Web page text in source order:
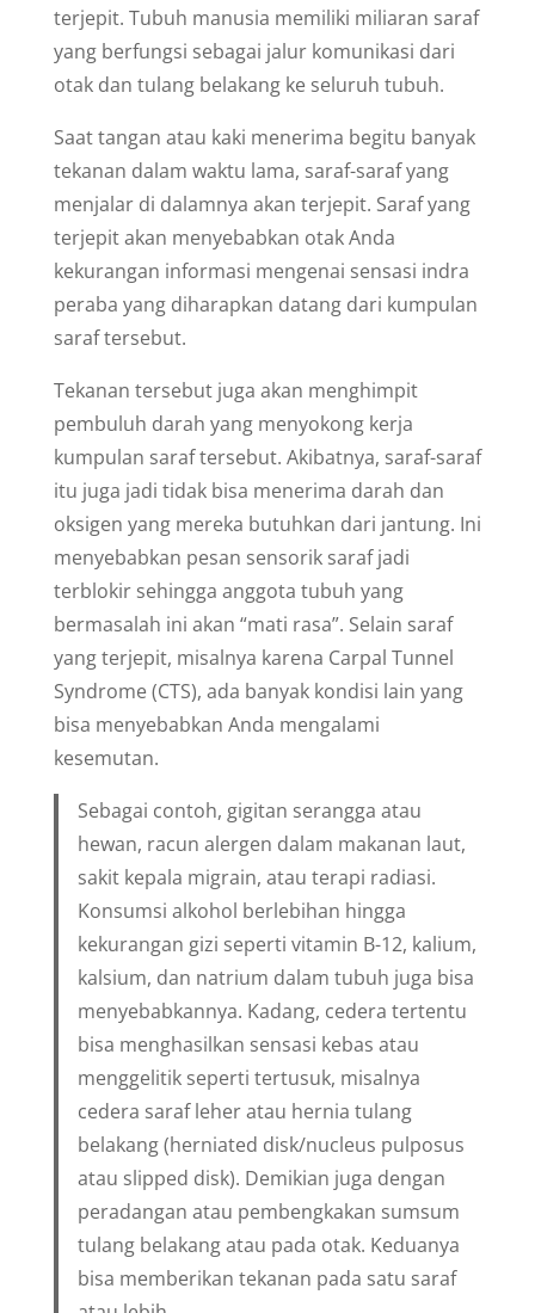
terjepit. Tubuh manusia memiliki miliaran saraf
yang berfungsi sebagai jalur komunikasi dari
otak dan tulang belakang ke seluruh tubuh.
Saat tangan atau kaki menerima begitu banyak
tekanan dalam waktu lama, saraf-saraf yang
menjalar di dalamnya akan terjepit. Saraf yang
terjepit akan menyebabkan otak Anda
kekurangan informasi mengenai sensasi indra
peraba yang diharapkan datang dari kumpulan
saraf tersebut.
Tekanan tersebut juga akan menghimpit
pembuluh darah yang menyokong kerja
kumpulan saraf tersebut. Akibatnya, saraf-saraf
itu juga jadi tidak bisa menerima darah dan
oksigen yang mereka butuhkan dari jantung. Ini
menyebabkan pesan sensorik saraf jadi
terblokir sehingga anggota tubuh yang
bermasalah ini akan “mati rasa”. Selain saraf
yang terjepit, misalnya karena Carpal Tunnel
Syndrome (CTS), ada banyak kondisi lain yang
bisa menyebabkan Anda mengalami
kesemutan.
Sebagai contoh, gigitan serangga atau
hewan, racun alergen dalam makanan laut,
sakit kepala migrain, atau terapi radiasi.
Konsumsi alkohol berlebihan hingga
kekurangan gizi seperti vitamin B-12, kalium,
kalsium, dan natrium dalam tubuh juga bisa
menyebabkannya. Kadang, cedera tertentu
bisa menghasilkan sensasi kebas atau
menggelitik seperti tertusuk, misalnya
cedera saraf leher atau hernia tulang
belakang (herniated disk/nucleus pulposus
atau slipped disk). Demikian juga dengan
peradangan atau pembengkakan sumsum
tulang belakang atau pada otak. Keduanya
bisa memberikan tekanan pada satu saraf